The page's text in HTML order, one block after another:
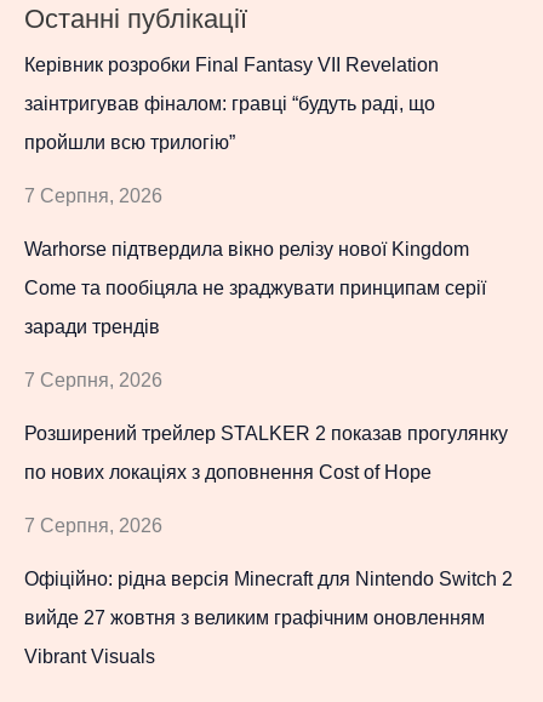
Останні публікації
Керівник розробки Final Fantasy VII Revelation
заінтригував фіналом: гравці “будуть раді, що
пройшли всю трилогію”
7 Серпня, 2026
Warhorse підтвердила вікно релізу нової Kingdom
Come та пообіцяла не зраджувати принципам серії
заради трендів
7 Серпня, 2026
Розширений трейлер STALKER 2 показав прогулянку
по нових локаціях з доповнення Cost of Hope
7 Серпня, 2026
Офіційно: рідна версія Minecraft для Nintendo Switch 2
вийде 27 жовтня з великим графічним оновленням
Vibrant Visuals